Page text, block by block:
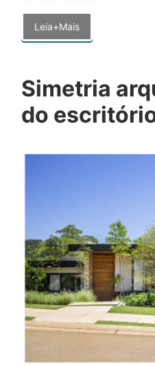
Leia+Mais
Simetria
do